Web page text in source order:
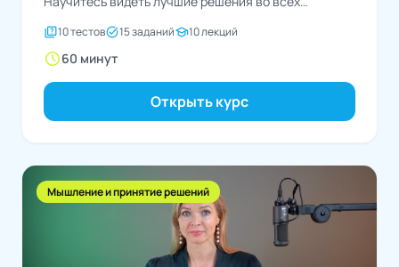
quiz10 тестовtask_alt15 заданийschool10 лекций
schedule60 минут
Открыть курс
Мышление и принятие решений